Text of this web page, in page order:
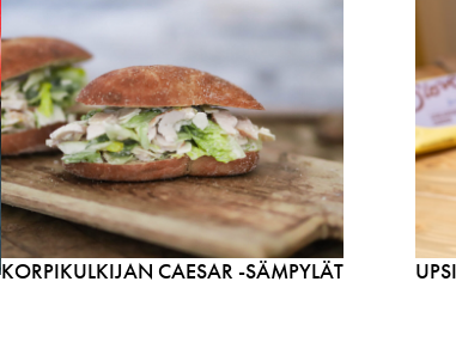
KORPIKULKIJAN CAESAR -SÄMPYLÄT